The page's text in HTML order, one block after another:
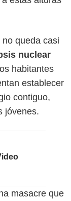
queda casi
nuclear
habitantes
establecer
contiguo,
jóvenes.
masacre que